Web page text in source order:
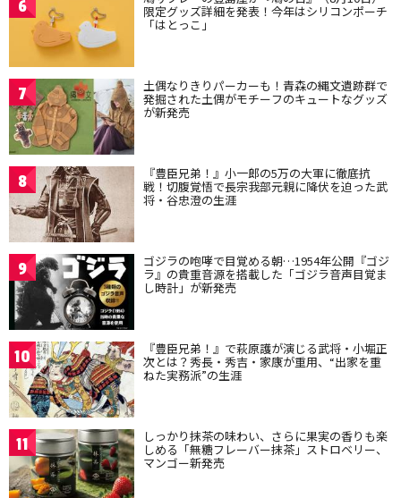
6 限定グッズ詳細を発表！今年はシリコンポーチ
「はとっこ」
7 土偶なりきりパーカーも！青森の縄文遺跡群で
発掘された土偶がモチーフのキュートなグッズ
が新発売
8 『豊臣兄弟！』小一郎の5万の大軍に徹底抗
戦！切腹覚悟で長宗我部元親に降伏を迫った武
将・谷忠澄の生涯
9 ゴジラの咆哮で目覚める朝…1954年公開『ゴジ
ラ』の貴重音源を搭載した「ゴジラ音声目覚ま
し時計」が新発売
10 『豊臣兄弟！』で萩原護が演じる武将・小堀正
次とは？秀長・秀吉・家康が重用、“出家を重
ねた実務派”の生涯
11 しっかり抹茶の味わい、さらに果実の香りも楽
しめる「無糖フレーバー抹茶」ストロベリー、
マンゴー新発売